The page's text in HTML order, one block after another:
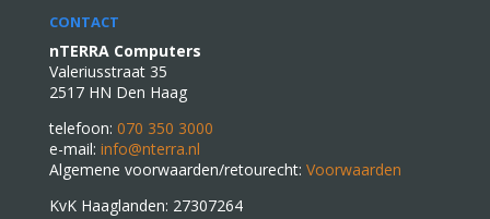
CONTACT
nTERRA Computers
Valeriusstraat 35
2517 HN Den Haag
telefoon: 070 350 3000
e-mail: info@nterra.nl
Algemene voorwaarden/retourecht: Voorwaarden
KvK Haaglanden: 27307264